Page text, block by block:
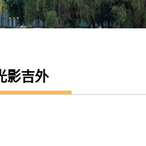
影吉外